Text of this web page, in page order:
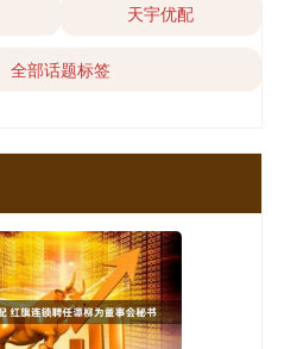
天宇优配
全部话题标签